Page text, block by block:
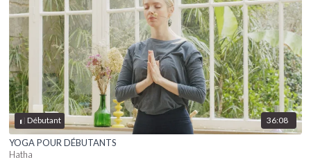
Débutant 36:08
YOGA POUR DÉBUTANTS
Hatha